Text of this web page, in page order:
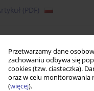
Przetwarzamy dane
zachowaniu odbywa się
cookies (tzw. ciasteczka).
oraz w celu monitorowania
(więcej).
(PDF)
od rozpoznania
67